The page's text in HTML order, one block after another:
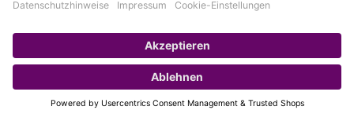
Service